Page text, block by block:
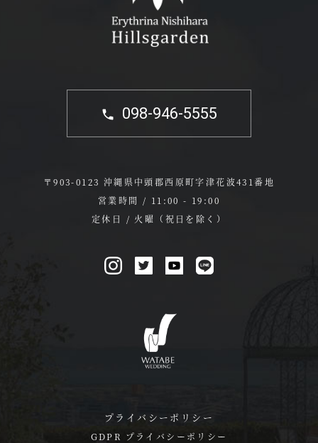
098-946-5555
〒903-0123 沖縄県中頭郡西原町字津花波431番地
営業時間 / 11:00 - 19:00
定休日 / 火曜（祝日を除く）
プライバシーポリシー
GDPR プライバシーポリシー